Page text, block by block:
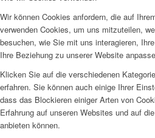
Wir können Cookies anfordern, die auf
verwenden Cookies, um uns mitzuteilen,
besuchen, wie Sie mit uns interagieren,
Ihre Beziehung zu unserer Website
Klicken Sie auf die verschiedenen
erfahren. Sie können auch einige Ihrer
dass das Blockieren einiger Arten von
Erfahrung auf unseren Websites und auf
anbieten können.